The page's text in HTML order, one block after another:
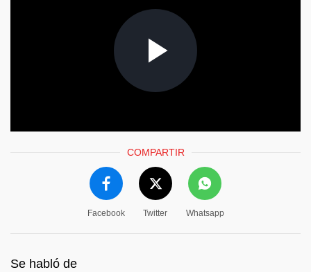
COMPARTIR
Facebook Twitter Whatsapp
Se habló de